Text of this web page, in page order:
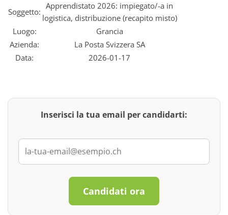
Soggetto:
Apprendistato 2026: impiegato/-a in
logistica, distribuzione (recapito misto)
Luogo:
Grancia
Azienda:
La Posta Svizzera SA
Data:
2026-01-17
Inserisci la tua email per candidarti:
Candidati ora